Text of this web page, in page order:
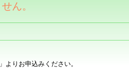
ん。
よりお申込みください。